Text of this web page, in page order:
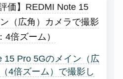
価】REDMI Note 15
（広角）カメラで撮影
4倍ズーム）
15 Pro 5Gのメイン（広
4倍ズーム）で撮影し